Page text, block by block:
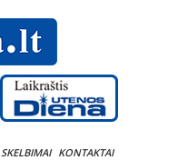
SKELBIMAI KONTAKTAI